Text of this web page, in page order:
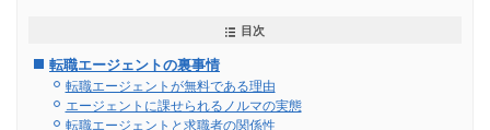
目次
転職エージェントの裏事情
転職エージェントが無料である理由
エージェントに課せられるノルマの実態
転職エージェントと求職者の関係性